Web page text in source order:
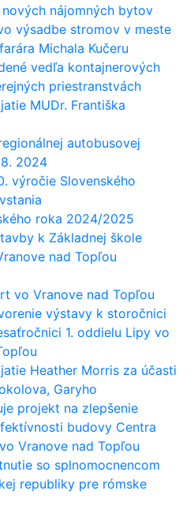
nájomných bytov
výsadbe stromov v meste
Michala Kučeru
vedľa kontajnerových
priestranstvách
MUDr. Františka
autobusovej
2024
výročie Slovenského
roka 2024/2025
k Základnej škole
nad Topľou
vo Vranove nad Topľou
výstavy k storočnici
1. oddielu Lipy vo
Heather Morris za účasti
Garyho
projekt na zlepšenie
budovy Centra
Vranove nad Topľou
so splnomocnencom
republiky pre rómske